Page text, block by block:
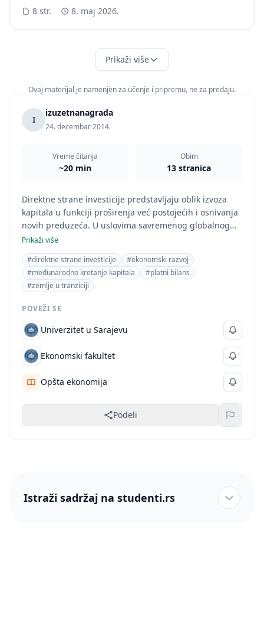
8 str. 8. maj 2026.
Prikaži više
Ovaj materijal je namenjen za učenje i pripremu, ne za predaju.
I
izuzetnanagrada
24. decembar 2014.
Vreme čitanja
~20 min
Obim
13 stranica
Direktne strane investicije predstavljaju oblik izvoza
kapitala u funkciji proširenja već postojećih i osnivanja
novih preduzeća. U uslovima savremenog globalnog
poslovanja, sve više se ističe potreba za aktivnijom
politikom prema direktnim stranim investicijama, koja
mora biti inkorporirana u strategiju razvoja
Prikaži više
#direktne strane investicije
#ekonomski razvoj
#međunarodno kretanje kapitala
#platni bilans
#zemlje u tranziciji
POVEŽI SE
Univerzitet u Sarajevu
Ekonomski fakultet
Opšta ekonomija
Podeli
Istraži sadržaj na studenti.rs